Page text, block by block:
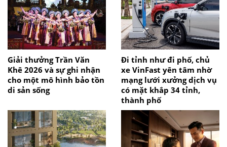
Giải thưởng Trần Văn
Khê 2026 và sự ghi nhận
cho một mô hình bảo tồn
di sản sống
Đi tỉnh như đi phố, chủ
xe VinFast yên tâm nhờ
mạng lưới xưởng dịch vụ
có mặt khắp 34 tỉnh,
thành phố